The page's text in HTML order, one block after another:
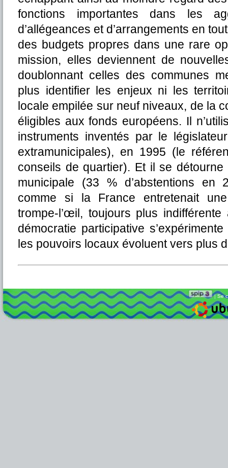
fonctions importantes dans les
d’allégeances et d’arrangements en
des budgets propres dans une rare
mission, elles deviennent de
doublonnant celles des communes
plus identifier les enjeux ni les
locale empilée sur neuf niveaux, de la
éligibles aux fonds européens. Il
instruments inventés par le
extramunicipales), en 1995 (le
conseils de quartier). Et il se
municipale (33 % d’abstentions en
comme si la France entretenait
trompe-l’œil, toujours plus
démocratie participative
les pouvoirs locaux évoluent vers plus
|Se